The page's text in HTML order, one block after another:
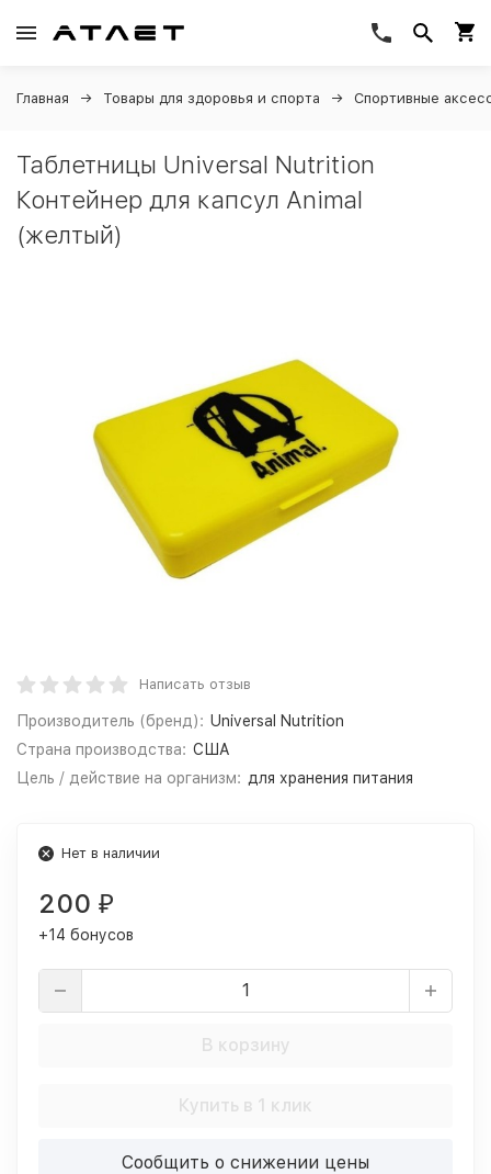
Главная Товары для здоровья и спорта Спортивные
Таблетницы Universal Nutrition
Контейнер для капсул Animal
(желтый)
Написать отзыв
Производитель (бренд): Universal Nutrition
Страна производства: США
Цель / действие на организм: для хранения питания
Нет в наличии
200 ₽
+14 бонусов
В корзину
Купить в 1 клик
Сообщить о снижении цены